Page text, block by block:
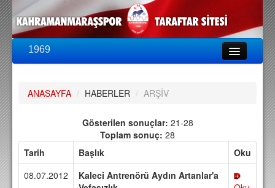
1969
PUAN DURUMU
FİKSTÜR
KADRO
A TAKIM KADROSU
ANASAYFA / HABERLER / ARŞİV
Gösterilen sonuçlar: 21-28
Toplam sonuç: 28
Tarih
Başlık Oku
08.07.2012
Kaleci Antrenörü Aydın Artanlar'a